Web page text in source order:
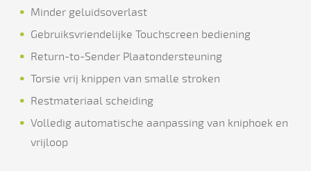
Minder geluidsoverlast
Gebruiksvriendelijke Touchscreen bediening
Return-to-Sender Plaatondersteuning
Torsie vrij knippen van smalle stroken
Restmateriaal scheiding
Volledig automatische aanpassing van kniphoek en
vrijloop